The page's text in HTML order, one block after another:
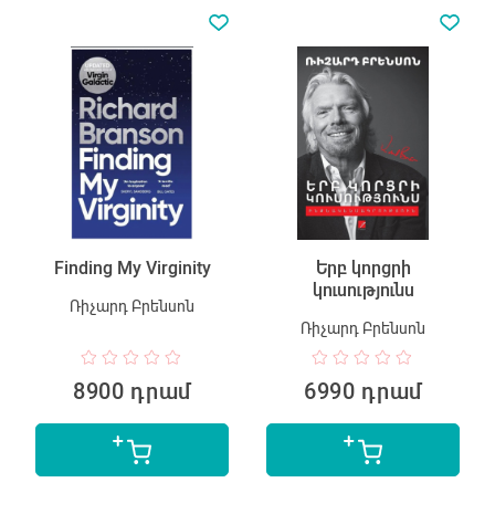
Finding My Virginity
Ռիչարդ Բրենսոն
8900 դրամ
Երբ կորցրի
կուսությունս
Ռիչարդ Բրենսոն
6990 դրամ